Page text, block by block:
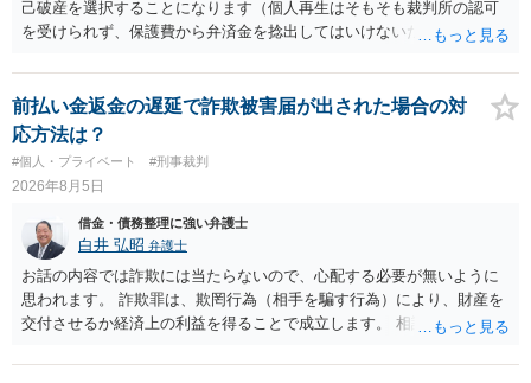
己破産を選択することになります（個人再生はそもそも裁判所の認可
を受けられず、保護費から弁済金を捻出してはいけないため任意整理
士費用は法テラスが負担し、裁判所の予納金等も法テラスが援助して
くれるため、弁護士へ自己破産を任せれば解決します。
前払い金返金の遅延で詐欺被害届が出された場合の対
応方法は？
#個人・プライベート #刑事裁判
2026年8月5日
借金・債務整理に強い弁護士
白井 弘昭 弁護士
お話の内容では詐欺には当たらないので、心配する必要が無いように
思われます。 詐欺罪は、欺罔行為（相手を騙す行為）により、財産を
交付させるか経済上の利益を得ることで成立します。 相談者さんは、
ので、詐欺罪の実行行為性が無く罪に問うことはできません。 おそら